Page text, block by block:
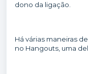
dono da ligação.
Há várias maneiras
no Hangouts, uma